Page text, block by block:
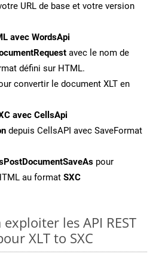
URL de base et votre version
avec WordsApi
avec le nom de
défini sur HTML.
convertir le document XLT en
avec CellsApi
depuis CellsAPI avec SaveFormat
pour
au format SXC
les API REST
XLT to SXC